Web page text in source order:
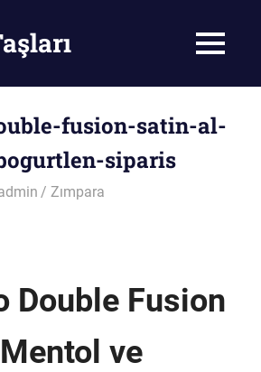
MENU
fusion-satin-al-
siparis
Zımpara
Double Fusion
ve